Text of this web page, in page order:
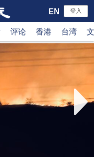
登入
EN
评论 香港 台湾